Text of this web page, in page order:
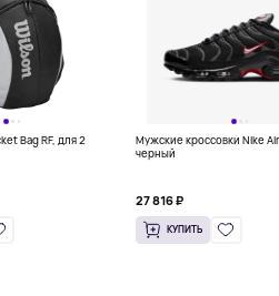
Bag RF, для 2
Мужские кроссовки Nike Air
черный
27 816 ₽
КУПИТЬ